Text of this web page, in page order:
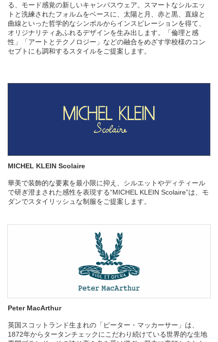
る、モード感覚の新しいキャンパスウェア。スマートなシルエッ
トと洗練されたフォルムをベースに、太陽と月、赤と黒、直線と
曲線といった哲学的なシンボルからインスピレーションを得て、
オリジナリティあふれるデザインを生み出します。「倫理と感
性」「アートとテクノロジー」などの融合をめざす学校様のコン
セプトにも調和するスタイルをご提案します。
MICHEL KLEIN Scolaire
華美で装飾的な要素を最小限に抑え、シルエットやディティール
で研ぎ澄まされた感性を表現する“MICHEL KLEIN Scolaire”は、モ
ダンでスタイリッシュな制服をご提案します。
Peter MacArthur
英国スコットランド生まれの「ピーター・マッカーサー」は、
1872年からタータンチェックにこだわり続けている世界的な生地